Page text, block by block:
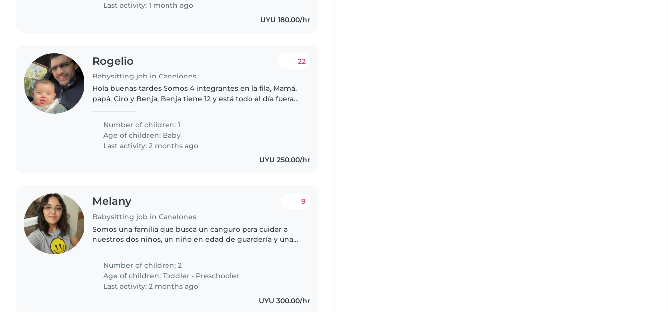
Last activity: 1 month ago
UYU 180.00/hr
Rogelio
Babysitting job in Canelones
22
Hola buenas tardes Somos 4 integrantes en la fila, Mamá,
papá, Ciro y Benja, Benja tiene 12 y está todo el día fuera
Mamá Gabriela
Number of children: 1
Age of children: Baby
Last activity: 2 months ago
UYU 250.00/hr
Melany
Babysitting job in Canelones
9
Somos una familia que busca un canguro para cuidar a
nuestros dos niños, un niño en edad de guardería y una
cariñosos y curiosos...
Number of children: 2
Age of children:Toddler • Preschooler
Last activity: 2 months ago
UYU 300.00/hr